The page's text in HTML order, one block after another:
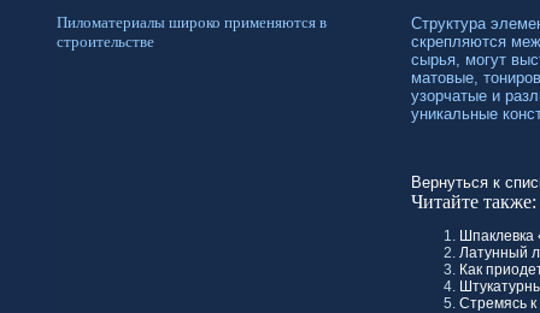
Пиломатериалы широко применяются в
строительстве
Структура
скрепляются
сырья, могут
матовые,
узорчатые и
уникальные
Вернуться к
Читайте также:
Шпаклевка
Латунный
Как
Стремясь к